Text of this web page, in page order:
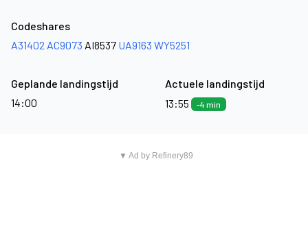
Codeshares
A31402 AC9073 AI8537 UA9163 WY5251
Geplande landingstijd
14:00
Actuele landingstijd
13:55
-4 min
▼ Ad by Refinery89